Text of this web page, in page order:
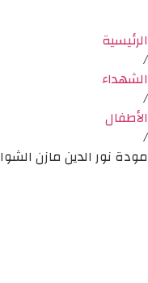
الرئيسية
/
الشهداء
/
الأطفال
/
مودة نور الدين مازن الشوا